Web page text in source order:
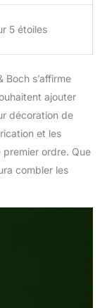
5 étoiles
Boch s’affirme
ajouter
décoration de
et les
ordre. Que
combler les